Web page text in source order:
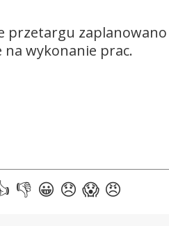
przetargu
na wykonanie prac.